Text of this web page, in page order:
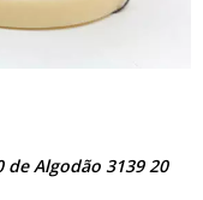
Algodão 3139 20